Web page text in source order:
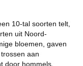
10-tal soorten telt,
uit Noord-
bloemen, gaven
aan
door hommels.